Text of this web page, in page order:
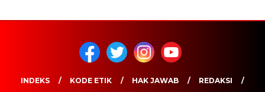
INDEKS KODE ETIK HAK JAWAB
REDAKSI